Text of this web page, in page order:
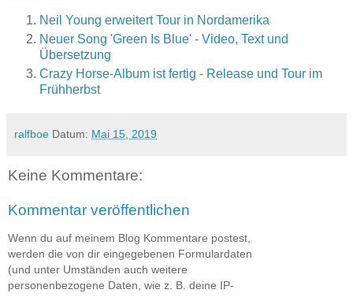
Neil Young erweitert Tour in Nordamerika
Neuer Song 'Green Is Blue' - Video, Text und
Übersetzung
Crazy Horse-Album ist fertig - Release und Tour im
Frühherbst
ralfboe Datum: Mai 15, 2019
Keine Kommentare:
Kommentar veröffentlichen
Wenn du auf meinem Blog Kommentare postest,
werden die von dir eingegebenen Formulardaten
(und unter Umständen auch weitere
personenbezogene Daten, wie z. B. deine IP-